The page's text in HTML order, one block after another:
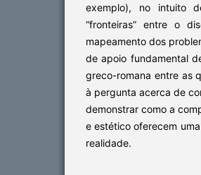
exemplo), no intuito
“fronteiras” entre o
mapeamento dos
de apoio fundamental
greco-romana entre as
à pergunta acerca de
demonstrar como a
e estético oferecem
realidade.